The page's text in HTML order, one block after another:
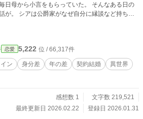
小言をもらっていた。 そんなある日の
が。 シアは公爵家がなぜ自分に縁談など持ち掛
受けると、なんと公爵の後妻として三人の娘の母
するも、自分へ縁談を持ちかけた理由を聞い
なるレオナルドはイケメン
娘も二女のアンナを除いて長女のセレナも三女の
な中でもお節介パワーを発揮して、前向きに奮
。 ※他投稿サイトにも掲載中
恋愛 5,222 位 / 66,317件
ン 身分差 年の差 契約結婚
異世界
感想数 1
文字数 219,521
最終更新日 2026.02.22
登録日 2026.01.31